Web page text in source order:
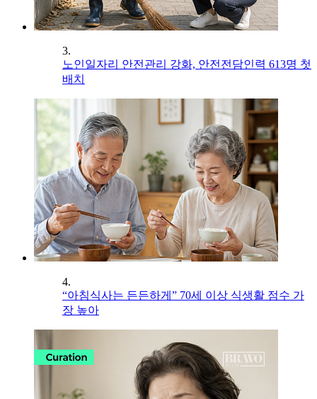
3.
노인일자리 안전관리 강화, 안전전담인력 613명 첫
배치
4.
“아침식사는 든든하게” 70세 이상 식생활 점수 가
장 높아